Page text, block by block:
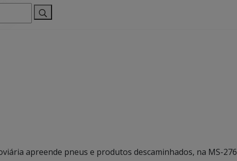
apreende pneus e produtos descaminhados, na MS-276